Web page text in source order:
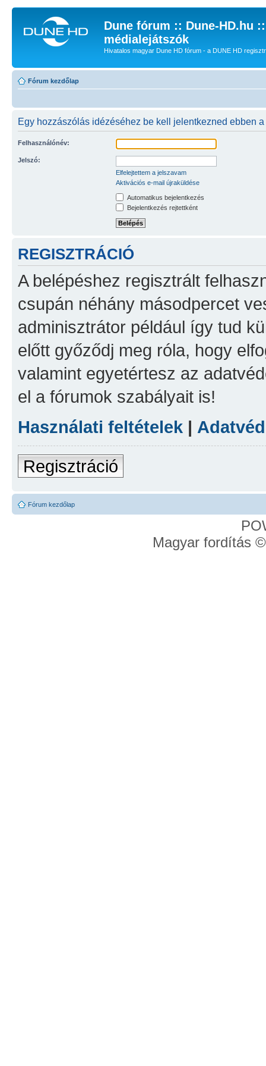
Dune fórum :: Dune-HD.hu
médialejátszók
Hivatalos magyar Dune HD fórum - a DUNE HD
Fórum kezdőlap
Egy hozzászólás idézéséhez be kell jelentkezned ebben
Felhasználónév:
Jelszó:
Elfelejtettem a jelszavam
Aktivációs e-mail újraküldése
Automatikus bejelentkezés
Bejelentkezés rejtettként
REGISZTRÁCIÓ
A belépéshez regisztrált
csupán néhány másodpercet
adminisztrátor például így tud
előtt győződj meg róla, hogy
valamint egyetértesz az
el a fórumok szabályait is!
Használati feltételek |
Regisztráció
Fórum kezdőlap
Magyar fordítás